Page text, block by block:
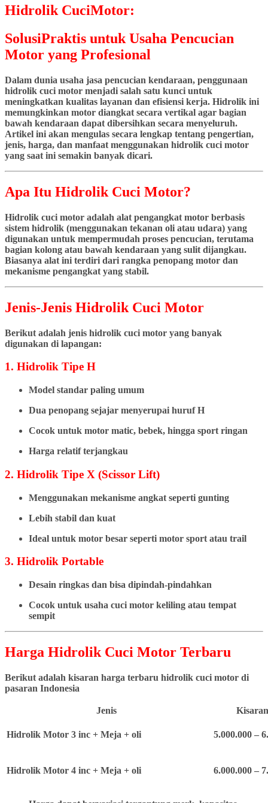
Hidrolik CuciMotor:
SolusiPraktis untuk Usaha Pencucian
Motor yang Profesional
Dalam dunia usaha jasa pencucian kendaraan, penggunaan
hidrolik cuci motor menjadi salah satu kunci untuk
meningkatkan kualitas layanan dan efisiensi kerja. Hidrolik ini
memungkinkan motor diangkat secara vertikal agar bagian
bawah kendaraan dapat dibersihkan secara menyeluruh.
Artikel ini akan mengulas secara lengkap tentang pengertian,
jenis, harga, dan manfaat menggunakan hidrolik cuci motor
yang saat ini semakin banyak dicari.
Apa Itu Hidrolik Cuci Motor?
Hidrolik cuci motor adalah alat pengangkat motor berbasis
sistem hidrolik (menggunakan tekanan oli atau udara) yang
digunakan untuk mempermudah proses pencucian, terutama
bagian kolong atau bawah kendaraan yang sulit dijangkau.
Biasanya alat ini terdiri dari rangka penopang motor dan
mekanisme pengangkat yang stabil.
Jenis-Jenis Hidrolik Cuci Motor
Berikut adalah jenis hidrolik cuci motor yang banyak
digunakan di lapangan:
1. Hidrolik Tipe H
Model standar paling umum
Dua penopang sejajar menyerupai huruf H
Cocok untuk motor matic, bebek, hingga sport ringan
Harga relatif terjangkau
2. Hidrolik Tipe X (Scissor Lift)
Menggunakan mekanisme angkat seperti gunting
Lebih stabil dan kuat
Ideal untuk motor besar seperti motor sport atau trail
3. Hidrolik Portable
Desain ringkas dan bisa dipindah-pindahkan
Cocok untuk usaha cuci motor keliling atau tempat
sempit
Harga Hidrolik Cuci Motor Terbaru
Berikut adalah kisaran harga terbaru hidrolik cuci motor di
pasaran Indonesia
Jenis
Hidrolik Motor 3 inc + Meja + oli 5.000.000 –
Hidrolik Motor 4 inc + Meja + oli 6.000.000 –